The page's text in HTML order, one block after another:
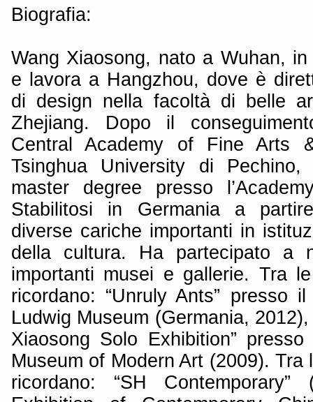
Biografia:
Wang Xiaosong, nato a Wuhan,
e lavora a Hangzhou, dove è
di design nella facoltà di belle
Zhejiang. Dopo il
Central Academy of Fine Arts
Tsinghua University di
master degree presso
Stabilitosi in Germania a
diverse cariche importanti in
della cultura. Ha partecipato a
importanti musei e gallerie. Tra
ricordano: “Unruly Ants” presso
Ludwig Museum (Germania,
Xiaosong Solo Exhibition”
Museum of Modern Art (2009).
ricordano: “SH Contemporary”